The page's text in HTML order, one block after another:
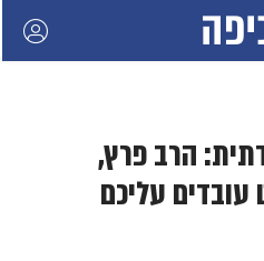
הרב פרץ,
עליכם